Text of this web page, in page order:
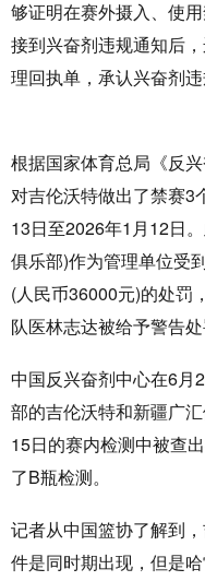
够证明在赛外摄入、使
接到兴奋剂违规通知后
理回执单，承认兴奋剂
根据国家体育总局《反
对吉伦沃特做出了禁赛3
13日至2026年1月12日
俱乐部)作为管理单位受
(人民币36000元)的处罚
队医林志达被给予警告处
中国反兴奋剂中心在6月
部的吉伦沃特和新疆广
15日的赛内检测中被查
了B瓶检测。
记者从中国篮协了解到
件是同时期出现，但是